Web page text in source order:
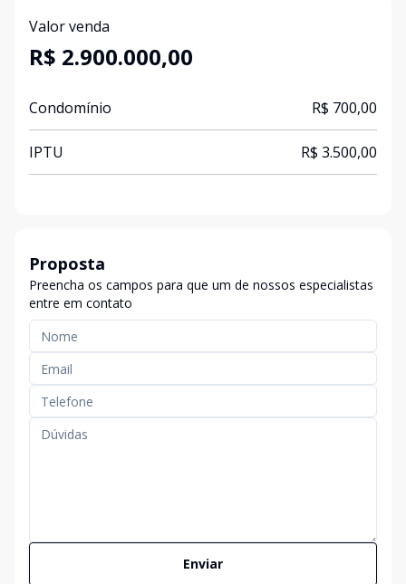
Valor venda
R$ 2.900.000,00
Condomínio R$ 700,00
IPTU R$ 3.500,00
Proposta
Preencha os campos para que um de nossos especialistas
entre em contato
Enviar